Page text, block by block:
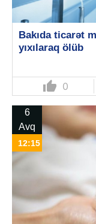
Bakıda ticarət
yıxılaraq ölüb
thumb_up 0
6
Avq
12:15